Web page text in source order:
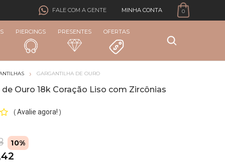
FALE COM A GENTE MINHA CONTA 0
PIERCINGS PRESENTES OFERTAS
GARGANTILHA DE OURO
Ouro 18k Coração Liso com Zircônias
( Avalie agora! )
10%